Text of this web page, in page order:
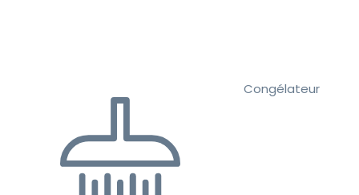
Congélateur